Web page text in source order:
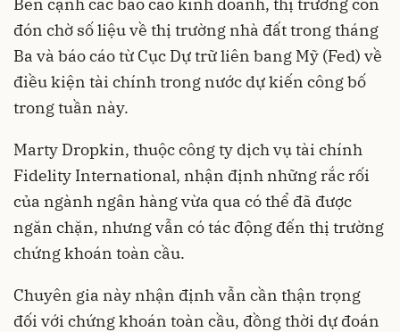
đón chờ số liệu về thị trường nhà đất trong tháng
Ba và báo cáo từ Cục Dự trữ liên bang Mỹ (Fed) về
điều kiện tài chính trong nước dự kiến công bố
trong tuần này.
Marty Dropkin, thuộc công ty dịch vụ tài chính
Fidelity International, nhận định những rắc rối
của ngành ngân hàng vừa qua có thể đã được
ngăn chặn, nhưng vẫn có tác động đến thị trường
chứng khoán toàn cầu.
Chuyên gia này nhận định vẫn cần thận trọng
đối với chứng khoán toàn cầu, đồng thời dự đoán